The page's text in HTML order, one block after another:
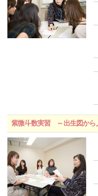
紫微斗数実習 ～出生図から